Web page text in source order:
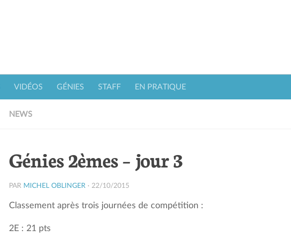
VIDÉOS GÉNIES STAFF EN PRATIQUE
NEWS
Génies 2èmes – jour 3
PAR MICHEL OBLINGER · 22/10/2015
Classement après trois journées de compétition :
2E : 21 pts